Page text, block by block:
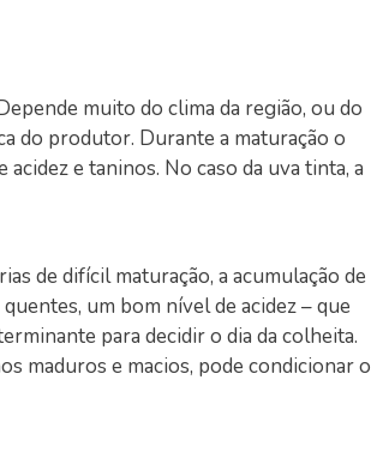
muito do clima da região, ou do
do produtor. Durante a maturação o
e taninos. No caso da uva tinta, a
de difícil maturação, a acumulação de
um bom nível de acidez – que
para decidir o dia da colheita.
maduros e macios, pode condicionar o